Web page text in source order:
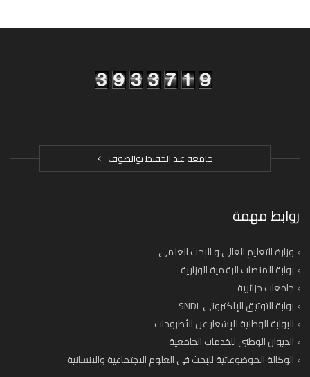
جامعة عبد الحفيظ بوالصوف
روابط مهمة
وزارة التعليم العالي و البحث العلمي
بوابة المنصات الرقمية الوزارية
جامعات جزائرية
بوابة التوثيق الإلكتروني SNDL
البوابة الوطنية للإشعار عن الأطروحات
الديوان الوطني للخدمات الجامعية
الوكالة الموضوعاتية للبحث في العلوم الاجتماعية والانسانية